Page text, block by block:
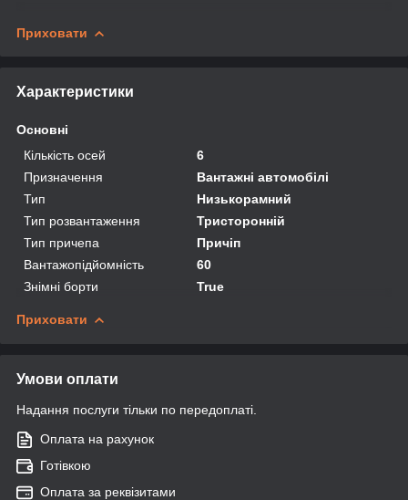
Приховати
Характеристики
Основні
Кількість осей
6
Призначення
Вантажні автомобілі
Тип
Низькорамний
Тип розвантаження
Тристоронній
Тип причепа
Причіп
Вантажопідйомність
60
Знімні борти
True
Приховати
Умови оплати
Надання послуги тільки по передоплаті.
Оплата на рахунок
Готівкою
Оплата за реквізитами